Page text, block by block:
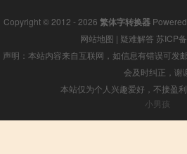
Copyright © 2012 - 2026 繁体字转换器
网站地图 | 疑难解答 苏ICP
声明：本站内容来自互联网，如信息有错误可发
会及时纠正，谢
本站仅为个人兴趣爱好，不接盈
小男孩